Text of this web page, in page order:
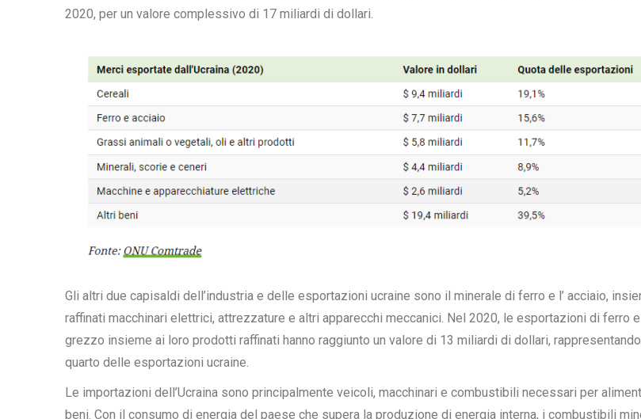
2020, per un valore complessivo di 17 miliardi di dollari.
Gli altri due capisaldi dell’industria e delle esportazioni ucraine sono il minerale di ferro e l’ acciaio,
raffinati macchinari elettrici, attrezzature e altri apparecchi meccanici. Nel 2020, le esportazioni di ferro
grezzo insieme ai loro prodotti raffinati hanno raggiunto un valore di 13 miliardi di dollari,
quarto delle esportazioni ucraine.
Le importazioni dell’Ucraina sono principalmente veicoli, macchinari e combustibili necessari per
beni. Con il consumo di energia del paese che supera la produzione di energia interna, i combustibili